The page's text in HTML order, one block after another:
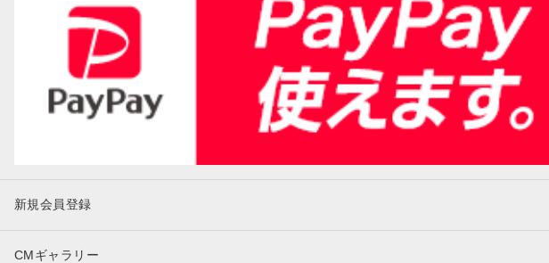
新規会員登録
CMギャラリー